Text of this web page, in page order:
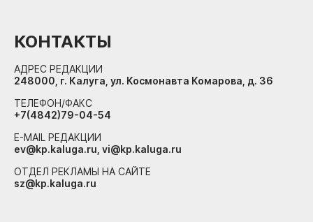
КОНТАКТЫ
АДРЕС РЕДАКЦИИ
248000, г. Калуга, ул. Космонавта Комарова, д. 36
ТЕЛЕФОН/ФАКС
+7(4842)79-04-54
E-MAIL РЕДАКЦИИ
ev@kp.kaluga.ru, vi@kp.kaluga.ru
ОТДЕЛ РЕКЛАМЫ НА САЙТЕ
sz@kp.kaluga.ru